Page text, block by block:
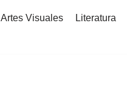
Artes Visuales Literatura